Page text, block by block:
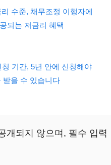
수준, 채무조정 이행자에
되는 저금리 혜택
청 기간, 5년 안에 신청해야
받을 수 있습니다
개되지 않으며, 필수 입력